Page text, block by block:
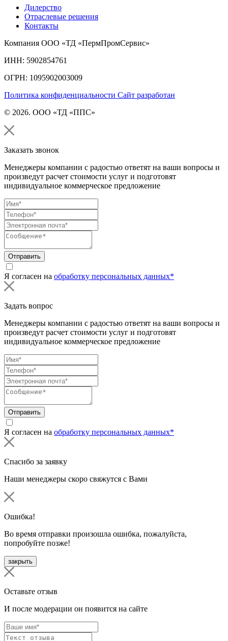
Дилерство
Отраслевые решения
Контакты
Компания ООО «ТД «ПермПромСервис»
ИНН: 5902854761
ОГРН: 1095902003009
Политика конфиденциальности Сайт разработан
© 2026. ООО «ТД «ППС»
Заказать звонок
Менеджеры компании с радостью ответят на ваши вопросы и
произведут расчет стоимости услуг и подготовят
индивидуальное коммерческое предложение
Отправить
Я согласен на обработку персональных данных*
Задать вопрос
Менеджеры компании с радостью ответят на ваши вопросы и
произведут расчет стоимости услуг и подготовят
индивидуальное коммерческое предложение
Отправить
Я согласен на обработку персональных данных*
Спасибо за заявку
Наши менеджеры скоро свяжутся с Вами
Ошибка!
Во время отправки произошла ошибка, пожалуйста,
попробуйте позже!
закрыть
Оставьте отзыв
И после модерации он появится на сайте